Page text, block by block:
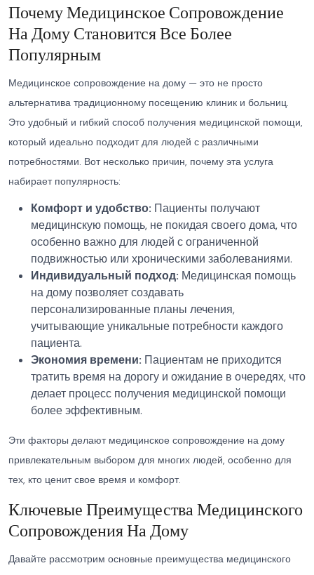
Почему Медицинское Сопровождение
На Дому Становится Все Более
Популярным
Медицинское сопровождение на дому — это не просто
альтернатива традиционному посещению клиник и больниц.
Это удобный и гибкий способ получения медицинской помощи,
который идеально подходит для людей с различными
потребностями. Вот несколько причин, почему эта услуга
набирает популярность:
Комфорт и удобство: Пациенты получают
медицинскую помощь, не покидая своего дома, что
особенно важно для людей с ограниченной
подвижностью или хроническими заболеваниями.
Индивидуальный подход: Медицинская помощь
на дому позволяет создавать
персонализированные планы лечения,
учитывающие уникальные потребности каждого
пациента.
Экономия времени: Пациентам не приходится
тратить время на дорогу и ожидание в очередях, что
делает процесс получения медицинской помощи
более эффективным.
Эти факторы делают медицинское сопровождение на дому
привлекательным выбором для многих людей, особенно для
тех, кто ценит свое время и комфорт.
Ключевые Преимущества Медицинского
Сопровождения На Дому
Давайте рассмотрим основные преимущества медицинского